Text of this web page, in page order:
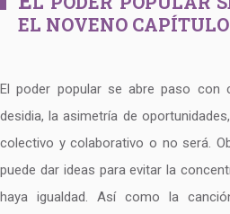
EL NOVENO CAPÍTULO
El poder popular se abre paso con
desidia, la asimetría de
colectivo y colaborativo o no será.
puede dar ideas para evitar la
haya igualdad. Así como la